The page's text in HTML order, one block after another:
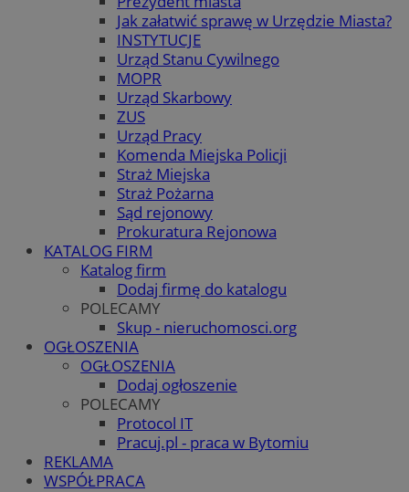
Jak załatwić sprawę w Urzędzie Miasta?
INSTYTUCJE
Urząd Stanu Cywilnego
MOPR
Urząd Skarbowy
ZUS
Urząd Pracy
Komenda Miejska Policji
Straż Miejska
Straż Pożarna
Sąd rejonowy
Prokuratura Rejonowa
KATALOG FIRM
Katalog firm
Dodaj firmę do katalogu
POLECAMY
Skup - nieruchomosci.org
OGŁOSZENIA
OGŁOSZENIA
Dodaj ogłoszenie
POLECAMY
Protocol IT
Pracuj.pl - praca w Bytomiu
REKLAMA
WSPÓŁPRACA